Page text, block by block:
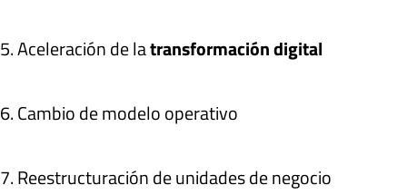
5. Aceleración de latransformación digital
6. Cambio de modelo operativo
7. Reestructuración de unidades de negocio